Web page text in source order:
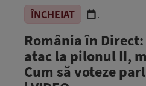
ÎNCHEIAT .
România în
atac la pilonul II,
Cum să voteze